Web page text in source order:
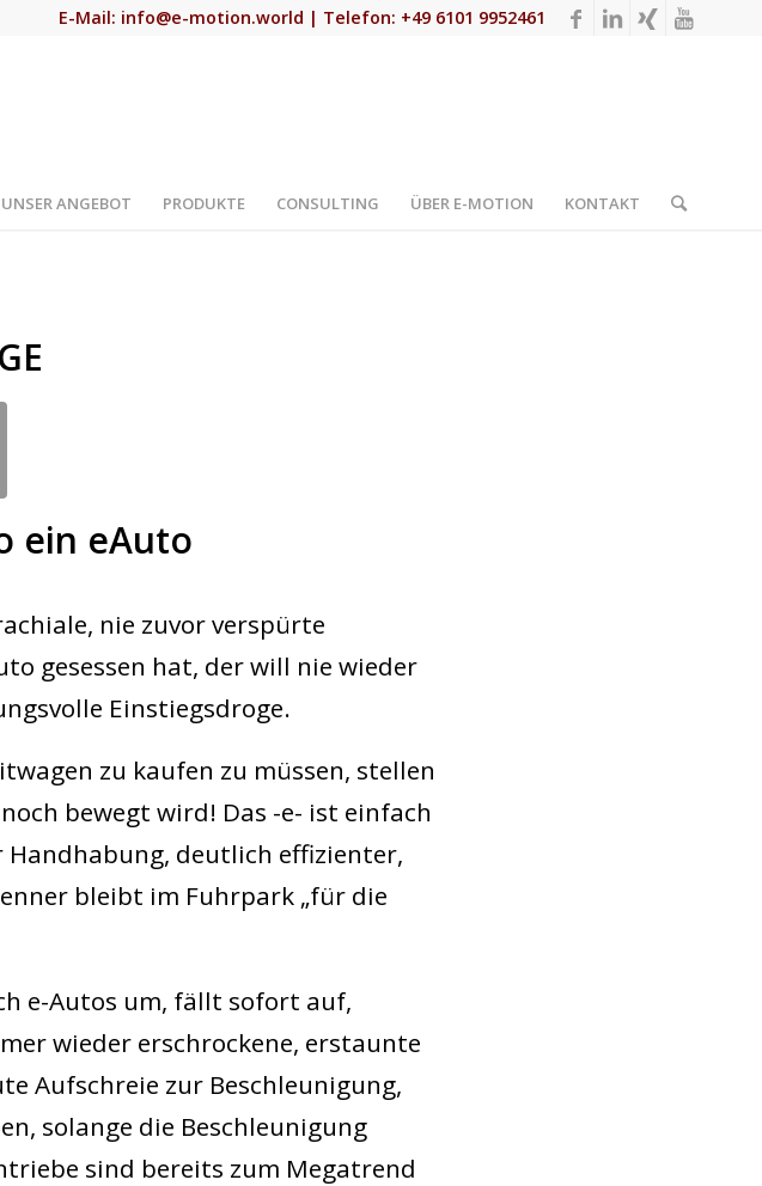
E-Mail: info@e-motion.world | Telefon: +49 6101 9952461
UNSER ANGEBOT PRODUKTE CONSULTING ÜBER E-MOTION KONTAKT
ein eAuto
nie zuvor verspürte
gesessen hat, der will nie wieder
Einstiegsdroge.
zu kaufen zu müssen, stellen
bewegt wird! Das -e- ist einfach
deutlich effizienter,
bleibt im Fuhrpark „für die
e-Autos um, fällt sofort auf,
wieder erschrockene, erstaunte
Aufschreie zur Beschleunigung,
solange die Beschleunigung
sind bereits zum Megatrend